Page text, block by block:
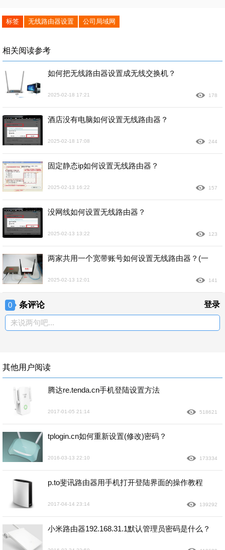
标签 无线路由器设置 公司局域网
相关阅读参考
如何把无线路由器设置成无线交换机？
2025-02-18 17:21 178
酒店没有电脑如何设置无线路由器？
2025-02-18 17:08 244
固定静态ip如何设置无线路由器？
2025-02-13 16:22 157
没网线如何设置无线路由器？
2025-02-13 13:22 123
两家共用一个宽带账号如何设置无线路由器？(一
2025-02-13 12:01 141
0 条评论 登录
来说两句吧...
其他用户阅读
腾达re.tenda.cn手机登陆设置方法
2017-01-05 21:14 518621
tplogin.cn如何重新设置(修改)密码？
2016-03-13 22:10 173334
p.to斐讯路由器用手机打开登陆界面的操作教程
2017-04-14 23:14 139292
小米路由器192.168.31.1默认管理员密码是什么？